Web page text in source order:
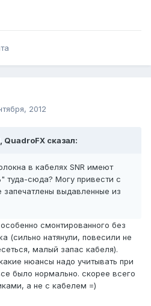
2012
QuadroFX сказал:
в кабелях SNR имеют
туда-сюда? Могу привести с
запечатлены выдавленные из
смонтированного без
(сильно натянули, повесили не
малый запас кабеля).
нюансы надо учитывать при
было нормально. скорее всего
а не с кабелем =)